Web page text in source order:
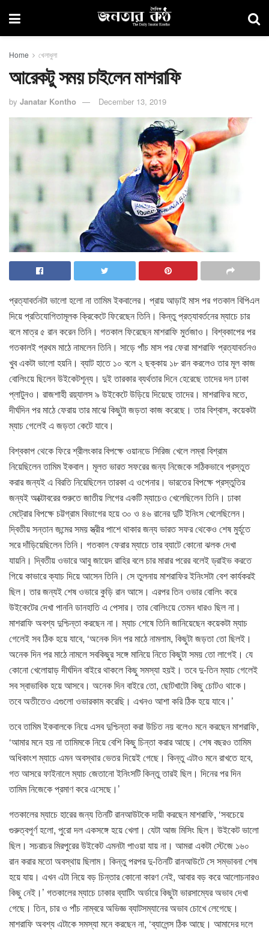
Home খেলাধুলা
আরেকটু সময় চাইলেন মাশরাফি
by Janatar Kontho December 13, 2019
প্রত্যাবর্তনটা ভালো হলো না তামিম ইকবালের। প্রায় আড়াই মাস পর গতকাল বিপিএল
দিয়ে প্রতিযোগিতামূলক ক্রিকেটে ফিরেছেন তিনি। কিন্তু প্রত্যাবর্তনের ম্যাচে চার
বলে মাত্র ৫ রান করেন তিনি। গতকাল ফিরেছেন মাশরাফি মুর্তজাও। বিশ্বকাপের পর
গতকালই প্রথম মাঠে নামলেন তিনি। সাড়ে পাঁচ মাস পর ফেরা মাশরাফি প্রত্যাবর্তনও
খুব একটা ভালো হয়নি। ব্যাট হাতে ১০ বলে ২ ছক্কায় ১৮ রান করলেও তার মূল কাজ
বোলিংয়ে ছিলেন উইকেটশূন্য। দুই তারকার ব্যর্থতার দিনে হেরেছে তাদের দল ঢাকা
প্লাটুনও। রাজশাহী রয়্যালস ৯ উইকেটে উড়িয়ে দিয়েছে তাদের। মাশরাফির মতে,
দীর্ঘদিন পর মাঠে ফেরায় তার মাঝে কিছুটা জড়তা কাজ করেছে। তার বিশ্বাস, কয়েকটা
ম্যাচ গেলেই এ জড়তা কেটে যাবে।
বিশ্বকাপ থেকে ফিরে শ্রীলংকার বিপক্ষে ওয়ানডে সিরিজ খেলে লম্বা বিশ্রাম
নিয়েছিলেন তামিম ইকবাল। মূলত ভারত সফরের জন্য নিজেকে সঠিকভাবে প্রস্তুত
করার জন্যই এ বিরতি নিয়েছিলেন তারকা এ ওপেনার। ভারতের বিপক্ষে প্রস্তুতির
জন্যই অক্টোবরের শুরুতে জাতীয় লিগের একটি ম্যাচেও খেলেছিলেন তিনি। ঢাকা
মেট্রোর বিপক্ষে চট্টগ্রাম বিভাগের হয়ে ৩০ ও ৪৬ রানের দুটি ইনিংস খেলেছিলেন।
দ্বিতীয় সন্তান জন্মের সময় স্ত্রীর পাশে থাকার জন্য ভারত সফর থেকেও শেষ মুর্হূতে
সরে দাঁড়িয়েছিলেন তিনি। গতকাল ফেরার ম্যাচে তার ব্যাটে কোনো ঝলক দেখা
যায়নি। দ্বিতীয় ওভারে আবু জায়েদ রাহির বলে চার মারার পরের বলেই ড্রাইভ করতে
গিয়ে কাভারে ক্যাচ দিয়ে আসেন তিনি। সে তুলনায় মাশরাফির ইনিংসটা বেশ কার্যকরই
ছিল। তার জন্যই শেষ ওভারে কুড়ি রান আসে। এরপর তিন ওভার বোলিং করে
উইকেটের দেখা পাননি ডানহাতি এ পেসার। তার বোলিংয়ে তেমন ধারও ছিল না।
মাশরাফি অবশ্য দুশ্চিন্তা করছেন না। ম্যাচ শেষে তিনি জানিয়েছেন কয়েকটা ম্যাচ
গেলেই সব ঠিক হয়ে যাবে, ‘অনেক দিন পর মাঠে নামলাম, কিছুটা জড়তা তো ছিলই।
অনেক দিন পর মাঠে নামলে সবকিছুর সঙ্গে মানিয়ে নিতে কিছুটা সময় তো লাগেই। যে
কোনো খেলোয়াড় দীর্ঘদিন বাইরে থাকলে কিছু সমস্যা হয়ই। তবে দু-তিন ম্যাচ গেলেই
সব স্বাভাবিক হয়ে আসবে। অনেক দিন বাইরে তো, ছোটখাটো কিছু চোটও থাকে।
তবে অতীতেও এগুলো ওভারকাম করেছি। এখনও আশা করি ঠিক হয়ে যাবে।’
তবে তামিম ইকবালকে নিয়ে এসব দুশ্চিন্তা করা উচিত নয় বলেও মনে করছেন মাশরাফি,
‘আমার মনে হয় না তামিমকে নিয়ে বেশি কিছু চিন্তা করার আছে। শেষ বছরও তামিম
অধিকাংশ ম্যাচে এমন অবস্থার ভেতর দিয়েই গেছে। কিন্তু এটাও মনে রাখতে হবে,
গত আসরে ফাইনালে ম্যাচ জেতানো ইনিংসটি কিন্তু তারই ছিল। দিনের পর দিন
তামিম নিজেকে প্রমাণ করে এসেছে।’
গতকালের ম্যাচে হারের জন্য তিনটি রানআউটকে দায়ী করছেন মাশরাফি, ‘সবচেয়ে
গুরুত্বপূর্ণ হলো, পুরো দল একসঙ্গে হয়ে খেলা। যেটা আজ মিসিং ছিল। উইকেট ভালো
ছিল। সচরাচর মিরপুরের উইকেট এমনটা পাওয়া যায় না। আমরা একটা স্টেজে ১৬০
রান করার মতো অবস্থায় ছিলাম। কিন্তু পরপর দু-তিনটি রানআউটে সে সম্ভাবনা শেষ
হয়ে যায়। এখন এটা নিয়ে বড় চিন্তার কোনো কারণ নেই, আবার বড় করে আলোচনারও
কিছু নেই।’ গতকালের ম্যাচে ঢাকার ব্যাটিং অর্ডারে কিছুটা ভারসাম্যের অভাব দেখা
গেছে। তিন, চার ও পাঁচ নাম্বরে অভিজ্ঞ ব্যাটসম্যানের অভাব চোখে লেগেছে।
মাশরাফি অবশ্য এটাকে সমস্যা মনে করছেন না, ‘ব্যালেন্স ঠিক আছে। আমাদের দলে